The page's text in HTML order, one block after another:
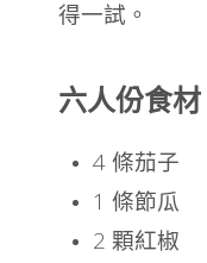
得一試。
六人份食材
4 條茄子
1 條節瓜
2 顆紅椒